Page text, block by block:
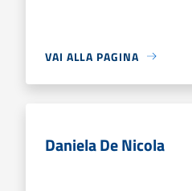
VAI ALLA PAGINA
Daniela De Nicola